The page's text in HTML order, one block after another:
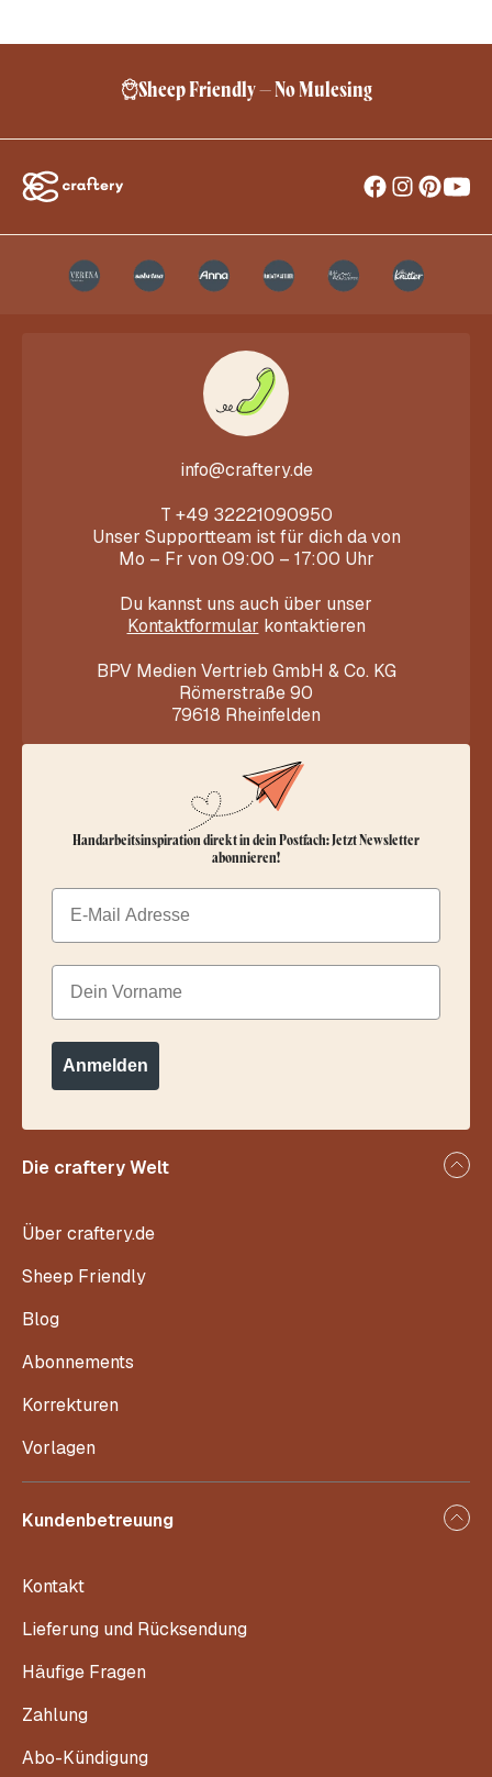
Sheep Friendly – No Mulesing
info@craftery.de
T +49 32221090950
Unser Supportteam ist für dich da von
Mo – Fr von 09:00 – 17:00 Uhr
Du kannst uns auch über unser
Kontaktformular kontaktieren
BPV Medien Vertrieb GmbH & Co. KG
Römerstraße 90
79618 Rheinfelden
Die craftery Welt
Über craftery.de
Sheep Friendly
Blog
Abonnements
Korrekturen
Vorlagen
Kundenbetreuung
Kontakt
Lieferung und Rücksendung
Häufige Fragen
Zahlung
Abo-Kündigung
Handarbeitsinspiration direkt in dein Postfach: Jetzt Newsletter
abonnieren!
Email
Dein Vorname
Anmelden